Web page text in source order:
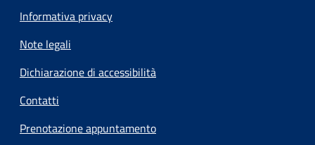
Informativa privacy
Note legali
Dichiarazione di accessibilità
Contatti
Prenotazione appuntamento